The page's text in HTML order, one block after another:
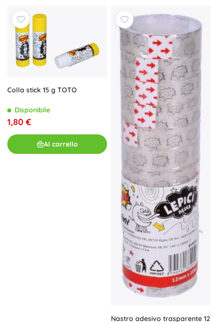
Colla stick 15 g TOTO
Disponibile
1,80 €
Al carrello
Nastro adesivo trasparente 12